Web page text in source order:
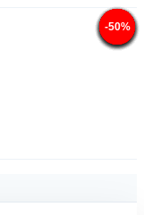
-33%
-33%
-39%
-42%
-44%
-46%
-47%
-47%
-50%
-50%
-50%
-50%